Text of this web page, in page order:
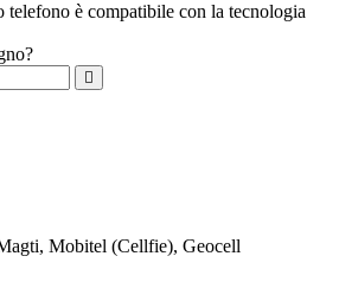
è compatibile con la tecnologia
Mobitel (Cellfie), Geocell